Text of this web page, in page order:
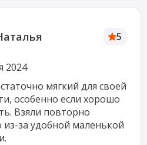
5
2024
мягкий для своей
особенно если хорошо
Взяли повторно
за удобной маленькой